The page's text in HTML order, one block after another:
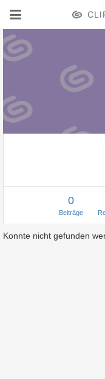
0
Beiträge
Konnte nicht gefunden